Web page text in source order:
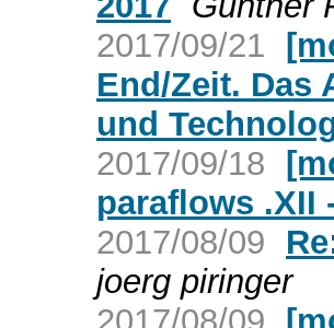
2017/09/21
End/Zeit. Das
und
2017/09/18
paraflows .XII
2017/08/09
joerg piringer